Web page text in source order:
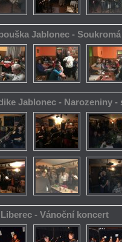
Jablonec -
Jablonec - Narozeniny -
Liberec - Vánoční koncert